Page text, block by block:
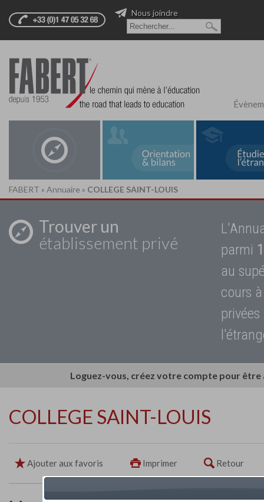
Nous joindre
FABERT » Annuaire » COLLEGE SAINT-LOUIS
Trouver un
établissement privé
parmi
au
cours
Loguez-vous, créez votre compte pour
COLLEGE SAINT-LOUIS
Ajouter aux favoris Imprimer Retour